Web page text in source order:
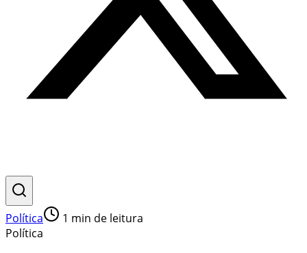
Política 1 min de leitura
Política